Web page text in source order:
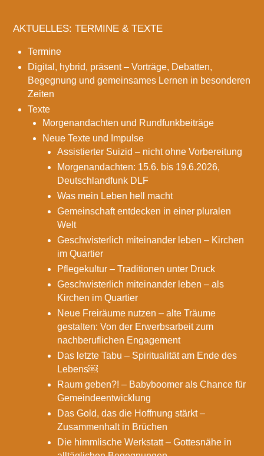
AKTUELLES: TERMINE & TEXTE
Termine
Digital, hybrid, präsent – Vorträge, Debatten,
Begegnung und gemeinsames Lernen in besonderen
Zeiten
Texte
Morgenandachten und Rundfunkbeiträge
Neue Texte und Impulse
Assistierter Suizid – nicht ohne Vorbereitung
Morgenandachten: 15.6. bis 19.6.2026,
Deutschlandfunk DLF
Was mein Leben hell macht
Gemeinschaft entdecken in einer pluralen
Welt
Geschwisterlich miteinander leben – Kirchen
im Quartier
Pflegekultur – Traditionen unter Druck
Geschwisterlich miteinander leben – als
Kirchen im Quartier
Neue Freiräume nutzen – alte Träume
gestalten: Von der Erwerbsarbeit zum
nachberuflichen Engagement
Das letzte Tabu – Spiritualität am Ende des
Lebens￼
Raum geben?! – Babyboomer als Chance für
Gemeindeentwicklung
Das Gold, das die Hoffnung stärkt –
Zusammenhalt in Brüchen
Die himmlische Werkstatt – Gottesnähe in